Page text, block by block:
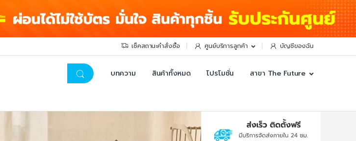
เช็คสถานะคำสั่งซื้อ ศูนย์บริการลูกค้า บัญชีของฉัน
บทความ สินค้าทั้งหมด โปรโมชั่น สาขา The Future